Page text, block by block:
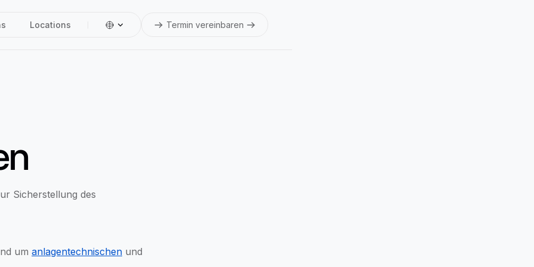
Locations Termin vereinbaren
Sicherstellung des
um anlagentechnischen und